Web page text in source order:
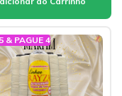
& PAGUE 4